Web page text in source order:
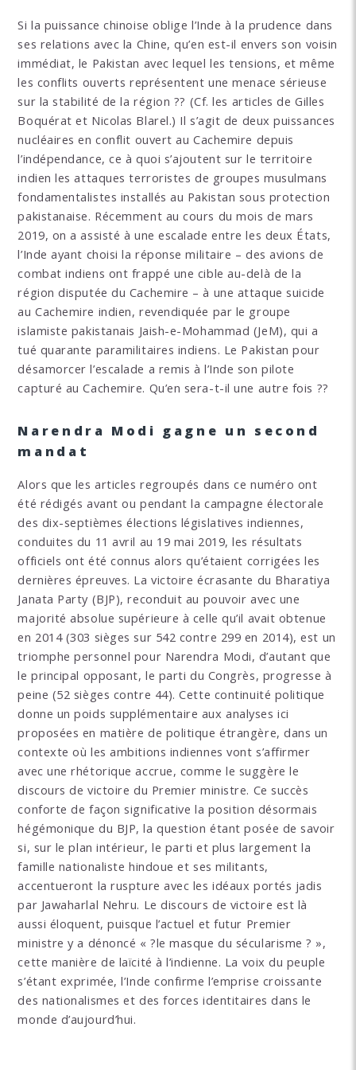
Si la puissance chinoise oblige l’Inde à la prudence dans
ses relations avec la Chine, qu’en est-il envers son voisin
immédiat, le Pakistan avec lequel les tensions, et même
les conflits ouverts représentent une menace sérieuse
sur la stabilité de la région ?? (Cf. les articles de Gilles
Boquérat et Nicolas Blarel.) Il s’agit de deux puissances
nucléaires en conflit ouvert au Cachemire depuis
l’indépendance, ce à quoi s’ajoutent sur le territoire
indien les attaques terroristes de groupes musulmans
fondamentalistes installés au Pakistan sous protection
pakistanaise. Récemment au cours du mois de mars
2019, on a assisté à une escalade entre les deux États,
l’Inde ayant choisi la réponse militaire – des avions de
combat indiens ont frappé une cible au-delà de la
région disputée du Cachemire – à une attaque suicide
au Cachemire indien, revendiquée par le groupe
islamiste pakistanais Jaish-e-Mohammad (JeM), qui a
tué quarante paramilitaires indiens. Le Pakistan pour
désamorcer l’escalade a remis à l’Inde son pilote
capturé au Cachemire. Qu’en sera-t-il une autre fois ??
Narendra Modi gagne un second
mandat
Alors que les articles regroupés dans ce numéro ont
été rédigés avant ou pendant la campagne électorale
des dix-septièmes élections législatives indiennes,
conduites du 11 avril au 19 mai 2019, les résultats
officiels ont été connus alors qu’étaient corrigées les
dernières épreuves. La victoire écrasante du Bharatiya
Janata Party (BJP), reconduit au pouvoir avec une
majorité absolue supérieure à celle qu’il avait obtenue
en 2014 (303 sièges sur 542 contre 299 en 2014), est un
triomphe personnel pour Narendra Modi, d’autant que
le principal opposant, le parti du Congrès, progresse à
peine (52 sièges contre 44). Cette continuité politique
donne un poids supplémentaire aux analyses ici
proposées en matière de politique étrangère, dans un
contexte où les ambitions indiennes vont s’affirmer
avec une rhétorique accrue, comme le suggère le
discours de victoire du Premier ministre. Ce succès
conforte de façon significative la position désormais
hégémonique du BJP, la question étant posée de savoir
si, sur le plan intérieur, le parti et plus largement la
famille nationaliste hindoue et ses militants,
accentueront la ruspture avec les idéaux portés jadis
par Jawaharlal Nehru. Le discours de victoire est là
aussi éloquent, puisque l’actuel et futur Premier
ministre y a dénoncé « ?le masque du sécularisme ? »,
cette manière de laïcité à l’indienne. La voix du peuple
s’étant exprimée, l’Inde confirme l’emprise croissante
des nationalismes et des forces identitaires dans le
monde d’aujourd’hui.